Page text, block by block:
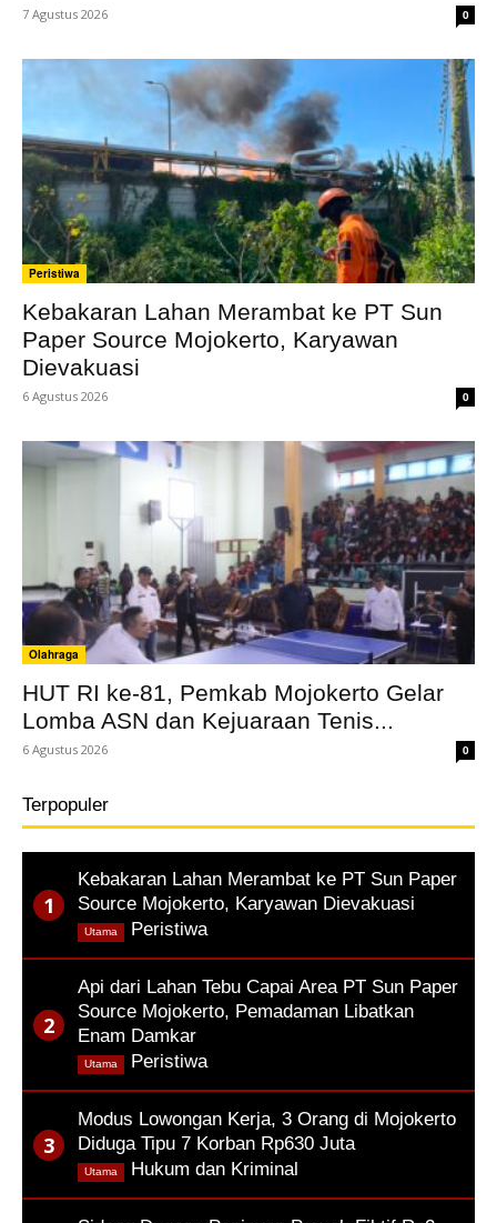
7 Agustus 2026 0
Peristiwa
Kebakaran Lahan Merambat ke PT Sun
Paper Source Mojokerto, Karyawan
Dievakuasi
6 Agustus 2026 0
Olahraga
HUT RI ke-81, Pemkab Mojokerto Gelar
Lomba ASN dan Kejuaraan Tenis...
6 Agustus 2026 0
Terpopuler
Kebakaran Lahan Merambat ke PT Sun Paper
Source Mojokerto, Karyawan Dievakuasi
Peristiwa,
Utama
Api dari Lahan Tebu Capai Area PT Sun Paper
Source Mojokerto, Pemadaman Libatkan
Enam Damkar
Peristiwa,
Utama
Modus Lowongan Kerja, 3 Orang di Mojokerto
Diduga Tipu 7 Korban Rp630 Juta
Hukum dan Kriminal
Utama